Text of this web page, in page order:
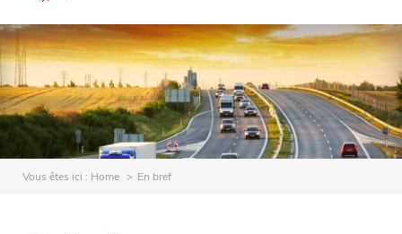
Vous êtes ici : Home En bref